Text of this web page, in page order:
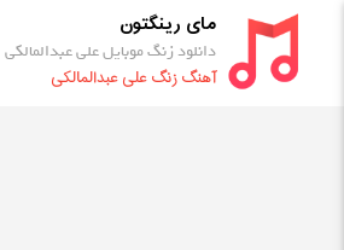
مای رینگتون
دانلود زنگ موبایل علی عبدالمالکی
آهنگ زنگ علی عبدالمالکی